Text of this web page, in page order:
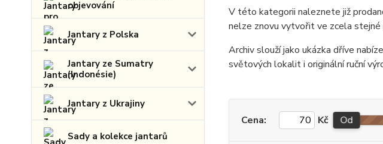
objevování
Jantary z Polska
Jantary ze Sumatry
(Indonésie)
Jantary z Ukrajiny
Sady a kolekce jantarů
V této kategorii naleznete již
nelze znovu vytvořit ve zcela stejné
Archiv slouží jako ukázka dříve
světových lokalit i originální ruční
Cena: Kč Od